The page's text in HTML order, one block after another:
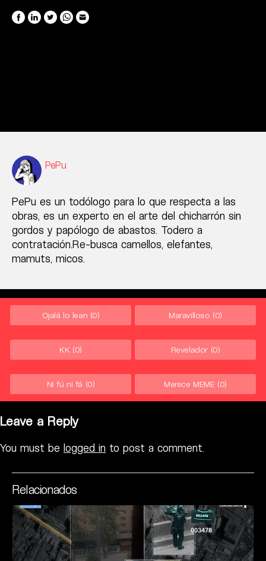
PePu
PePu es un todólogo para lo que respecta a las
obras, es un experto en el arte del chicharrón sin
gordos y papólogo de abastos. Todero a
contratación.Re-busca camellos, elefantes,
mamuts, micos.
Ojalá lo lean (0) Maravilloso (0)
KK (0) Revelador (0)
Ni fú ni fá (0) Merece MEME (0)
Leave a Reply
You must be logged in to post a comment.
Relacionados